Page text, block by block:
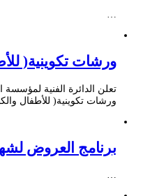
ورشات تكوينية(
تعلن الدائرة الفنية
ورشات تكوينية( للأطفال
برنامج العروض لشهر